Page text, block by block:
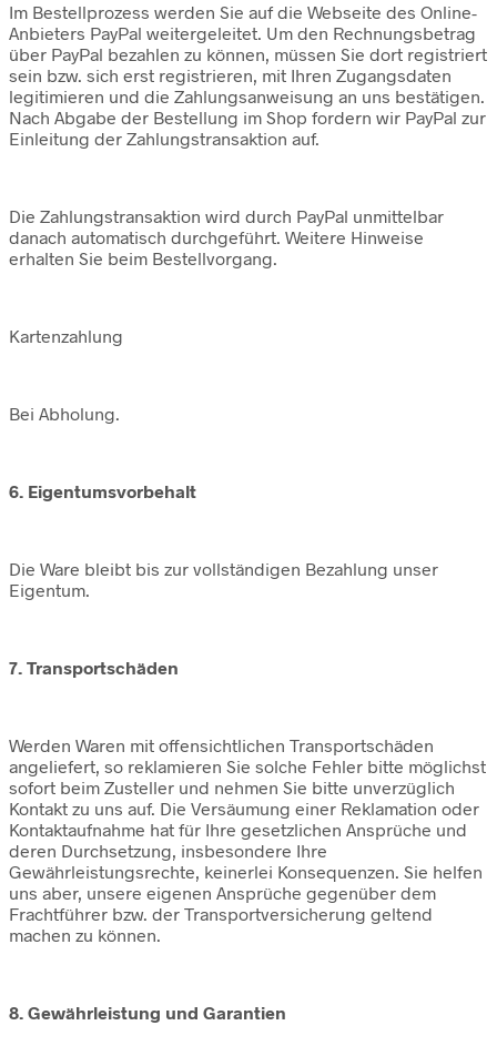
Im Bestellprozess werden Sie auf die Webseite des Online-
Anbieters PayPal weitergeleitet. Um den Rechnungsbetrag
über PayPal bezahlen zu können, müssen Sie dort registriert
sein bzw. sich erst registrieren, mit Ihren Zugangsdaten
legitimieren und die Zahlungsanweisung an uns bestätigen.
Nach Abgabe der Bestellung im Shop fordern wir PayPal zur
Einleitung der Zahlungstransaktion auf.
Die Zahlungstransaktion wird durch PayPal unmittelbar
danach automatisch durchgeführt. Weitere Hinweise
erhalten Sie beim Bestellvorgang.
Kartenzahlung
Bei Abholung.
6. Eigentumsvorbehalt
Die Ware bleibt bis zur vollständigen Bezahlung unser
Eigentum.
7. Transportschäden
Werden Waren mit offensichtlichen Transportschäden
angeliefert, so reklamieren Sie solche Fehler bitte möglichst
sofort beim Zusteller und nehmen Sie bitte unverzüglich
Kontakt zu uns auf. Die Versäumung einer Reklamation oder
Kontaktaufnahme hat für Ihre gesetzlichen Ansprüche und
deren Durchsetzung, insbesondere Ihre
Gewährleistungsrechte, keinerlei Konsequenzen. Sie helfen
uns aber, unsere eigenen Ansprüche gegenüber dem
Frachtführer bzw. der Transportversicherung geltend
machen zu können.
8. Gewährleistung und Garantien